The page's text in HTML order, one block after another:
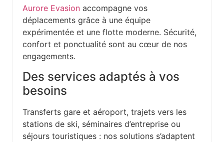
Aurore Evasion accompagne vos
déplacements grâce à une équipe
expérimentée et une flotte moderne. Sécurité,
confort et ponctualité sont au cœur de nos
engagements.
Des services adaptés à vos
besoins
Transferts gare et aéroport, trajets vers les
stations de ski, séminaires d’entreprise ou
séjours touristiques : nos solutions s’adaptent